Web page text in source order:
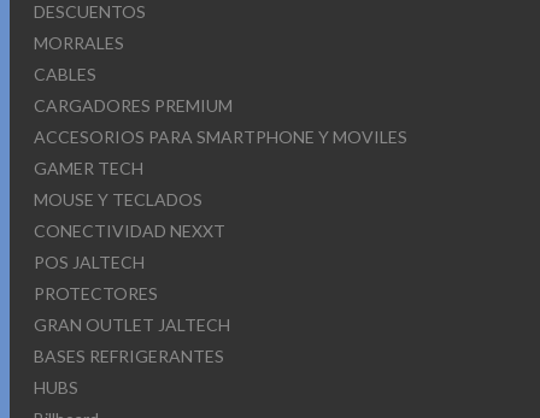
DESCUENTOS
MORRALES
CABLES
CARGADORES PREMIUM
ACCESORIOS PARA SMARTPHONE Y MOVILES
GAMER TECH
MOUSE Y TECLADOS
CONECTIVIDAD NEXXT
POS JALTECH
PROTECTORES
GRAN OUTLET JALTECH
BASES REFRIGERANTES
HUBS